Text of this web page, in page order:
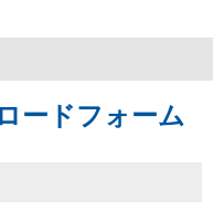
ードフォーム